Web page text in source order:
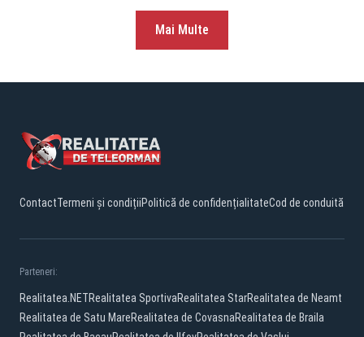
Mai Multe
ContactTermeni și condițiiPolitică de confidențialitateCod de conduită
Parteneri:
Realitatea.NETRealitatea SportivaRealitatea StarRealitatea de Neamt
Realitatea de Satu MareRealitatea de CovasnaRealitatea de Braila